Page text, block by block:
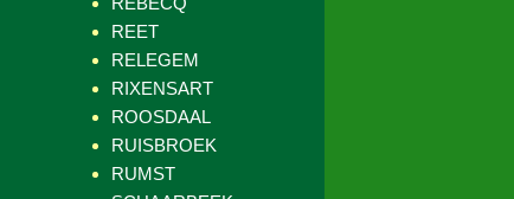
REET
RELEGEM
RIXENSART
ROOSDAAL
RUISBROEK
RUMST